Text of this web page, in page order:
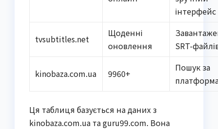
інтерфейс
tvsubtitles.net
Щоденні
оновлення
SRT-
kinobaza.com.ua 9960+
Пошук за
Ця таблиця базується на даних з
kinobaza.com.ua та guru99.com. Вона